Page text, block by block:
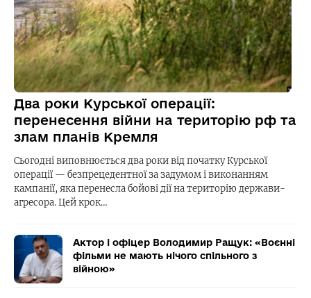
Два роки Курської операції:
перенесення війни на територію рф та
злам планів Кремля
Сьогодні виповнюється два роки від початку Курської
операції — безпрецедентної за задумом і виконанням
кампанії, яка перенесла бойові дії на територію держави-
агресора. Цей крок…
Актор і офіцер Володимир Ращук: «Воєнні
фільми не мають нічого спільного з
війною»